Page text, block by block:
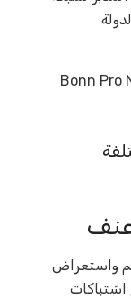
عنف
واستعراض
اشتباكات